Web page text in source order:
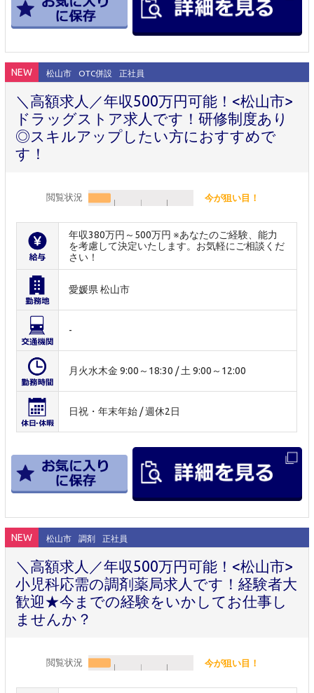
NEW 松山市 OTC併設 正社員
＼高額求人／年収500万円可能！<松山市>
ドラッグストア求人です！研修制度あり
◎スキルアップしたい方におすすめで
す！
閲覧状況 今が狙い目！
年収380万円～500万円 ※あなたのご経験、能力
を考慮して決定いたします。お気軽にご相談くだ
さい！
愛媛県 松山市
-
月火水木金 9:00～18:30 / 土 9:00～12:00
日祝・年末年始 / 週休2日
NEW 松山市 調剤 正社員
＼高額求人／年収500万円可能！<松山市>
小児科応需の調剤薬局求人です！経験者大
歓迎★今までの経験をいかしてお仕事し
ませんか？
閲覧状況 今が狙い目！